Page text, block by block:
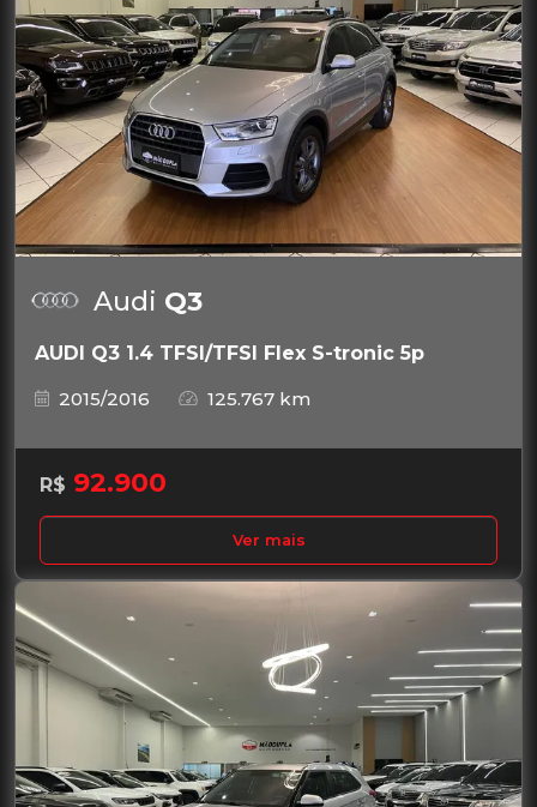
Audi Q3
AUDI Q3 1.4 TFSI/TFSI Flex S-tronic 5p
2015/2016
125.767 km
R$ 92.900
Ver mais